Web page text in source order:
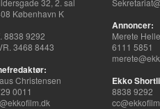
32, 2. sal
København K
8838 9292
3468 8443
Christensen
0011
Annoncer:
Merete
6111 5851
Ekko
8838 9292